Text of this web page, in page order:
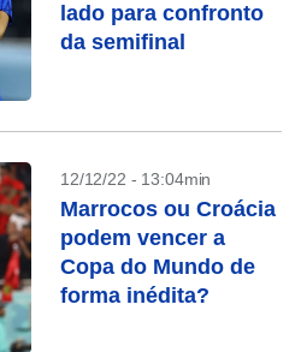
lado para confronto
da semifinal
12/12/22 - 13:04min
Marrocos ou Croácia
podem vencer a
Copa do Mundo de
forma inédita?